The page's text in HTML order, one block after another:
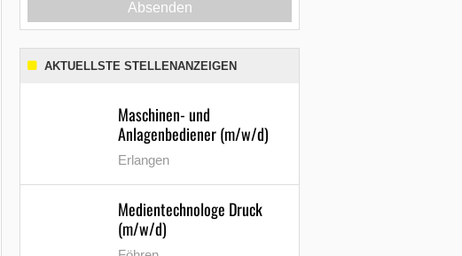
Absenden
AKTUELLSTE STELLENANZEIGEN
Maschinen- und
Anlagenbediener (m/w/d)
Erlangen
Medientechnologe Druck
(m/w/d)